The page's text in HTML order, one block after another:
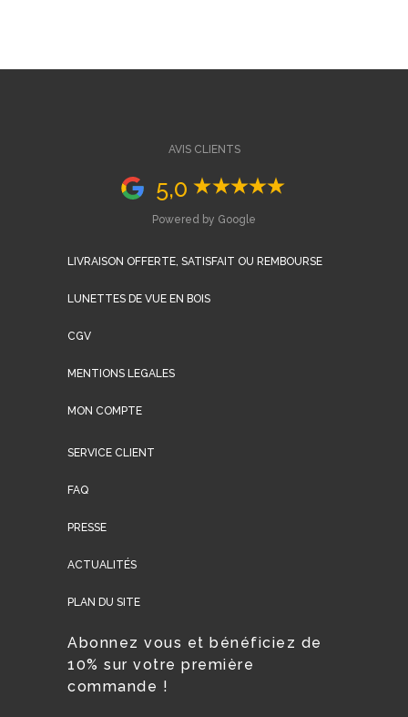
AVIS CLIENTS
5,0
Powered by Google
LIVRAISON OFFERTE, SATISFAIT OU REMBOURSE
LUNETTES DE VUE EN BOIS
CGV
MENTIONS LEGALES
MON COMPTE
SERVICE CLIENT
FAQ
PRESSE
ACTUALITÉS
PLAN DU SITE
Abonnez vous et bénéficiez de
10% sur votre première
commande !